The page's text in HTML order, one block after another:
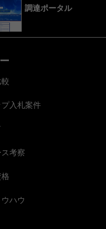
調達ポータル
プ入札案件
考察
ハウ